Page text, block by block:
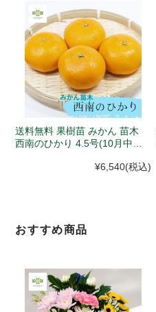
送料無料 果樹苗 みかん 苗木
西南のひかり 4.5号(10月中旬
¥6,540(税込)
おすすめ商品